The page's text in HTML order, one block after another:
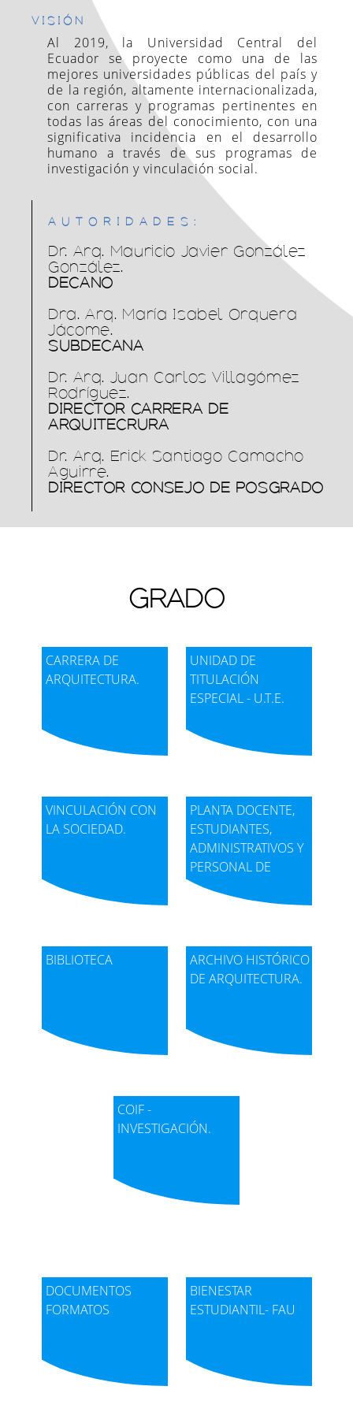
VISIÓN
Al 2019, la Universidad Central del
Ecuador se proyecte como una de las
mejores universidades públicas del país y
de la región, altamente internacionalizada,
con carreras y programas pertinentes en
todas las áreas del conocimiento, con una
significativa incidencia en el desarrollo
humano a través de sus programas de
investigación y vinculación social.
AUTORIDADES:
Dr. Arq. Mauricio Javier González
González.
DECANO
Dra. Arq. María Isabel Orquera
Jácome.
SUBDECANA
Dr. Arq. Juan Carlos Villagómez
Rodríguez.
DIRECTOR CARRERA DE
ARQUITECRURA
Dr. Arq. Erick Santiago Camacho
Aguirre.
DIRECTOR CONSEJO DE POSGRADO
GRADO
CARRERA DE
ARQUITECTURA.
UNIDAD DE
TITULACIÓN
ESPECIAL - U.T.E.
VINCULACIÓN CON
LA SOCIEDAD.
PLANTA DOCENTE,
ESTUDIANTES,
ADMINISTRATIVOS Y
PERSONAL DE
SERVICIO.
BIBLIOTECA
ARCHIVO HISTÓRICO
DE ARQUITECTURA.
COIF -
INVESTIGACIÓN.
DOCUMENTOS
FORMATOS
BIENESTAR
ESTUDIANTIL- FAU
¬ Movilidad Humana.
¬ Trámites Administrativos.
ATENCIÓN VIRTUAL
Los días 23, 24, 26, 27 30 y 31 de diciembre del 2024
habrá atención virtual Ingrese al siguiente enlace,
llene el formulario y el personal de los Consultorios
Jurídicos Gratuitos se comunicará con usted.
https://forms.office.com/r/9bZwNhFt66
SOPORTE TÉCNICO
En caso de requerir ayuda por favor comuniquese con
soporte.tecnico@uce.edu.ec
DESERCIÓN
Consulta
Ver aquí
Consulta
Ver aquí
CONSULTAS POWER BI
NIVELACIÓN
Consulta
ESTUDIANTES
Consulta
Ver aquí
ESTUDIANTES DEMOGRAFÍA
Ver aquí
Consulta